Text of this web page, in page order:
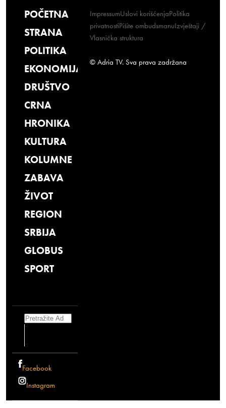
POČETNA
STRANA
POLITIKA
EKONOMIJA
DRUŠTVO
CRNA
HRONIKA
KULTURA
KOLUMNE
ZABAVA
ŽIVOT
REGION
SRBIJA
GLOBUS
SPORT
Search
Facebook
Instagram
ImpressumUslovi korišćenjaPolitika
privatnostiPišite ombudsmanuIzvještaji /
Vlasnička struktura
© Adria TV. Sva prava zadržana